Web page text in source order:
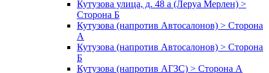
Кутузова улица, д. 48 а (Леруа Мерлен) >
Сторона Б
Кутузова (напротив Автосалонов) > Сторона
А
Кутузова (напротив Автосалонов) > Сторона
Б
Кутузова (напротив АГЗС) > Сторона А